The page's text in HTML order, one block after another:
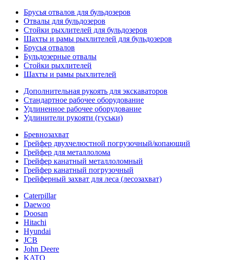
Брусья отвалов для бульдозеров
Отвалы для бульдозеров
Стойки рыхлителей для бульдозеров
Шахты и рамы рыхлителей для бульдозеров
Брусья отвалов
Бульдозерные отвалы
Стойки рыхлителей
Шахты и рамы рыхлителей
Дополнительная рукоять для экскаваторов
Стандартное рабочее оборудование
Удлиненное рабочее оборудование
Удлинители рукояти (гуськи)
Бревнозахват
Грейфер двухчелюстной погрузочный/копающий
Грейфер для металлолома
Грейфер канатный металлоломный
Грейфер канатный погрузочный
Грейферный захват для леса (лесозахват)
Caterpillar
Daewoo
Doosan
Hitachi
Hyundai
JCB
John Deere
KATO